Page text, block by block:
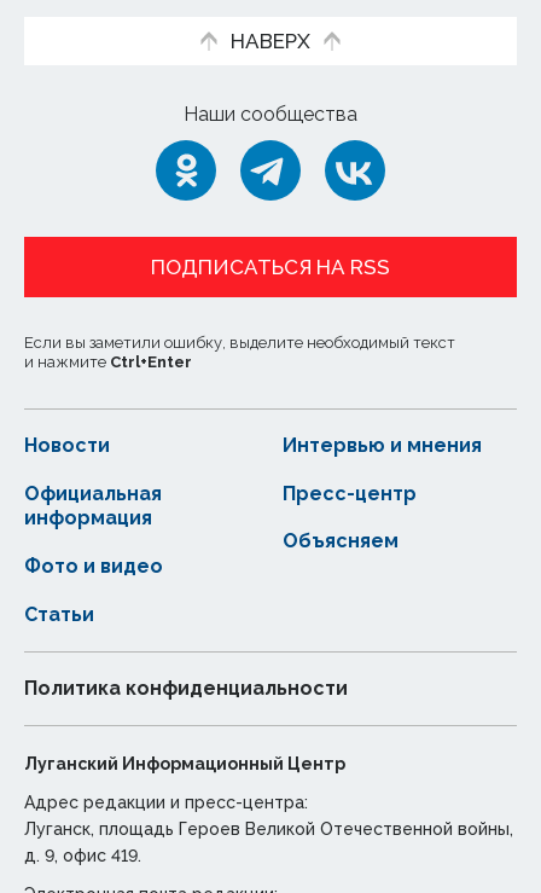
НАВЕРХ
Наши сообщества
ПОДПИСАТЬСЯ НА RSS
Если вы заметили ошибку, выделите необходимый текст
и нажмите Ctrl+Enter
Новости
Статьи
Официальная
информация
Интервью и мнения
Фото и видео
Пресс-центр
Объясняем
Политика конфиденциальности
Луганский Информационный Центр
Адрес редакции и пресс-центра:
Луганск, площадь Героев Великой Отечественной войны,
д. 9, офис 419.